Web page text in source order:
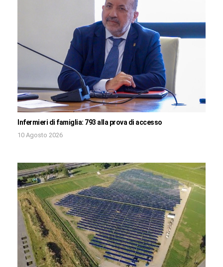
Infermieri di famiglia: 793 alla prova di accesso
10 Agosto 2026